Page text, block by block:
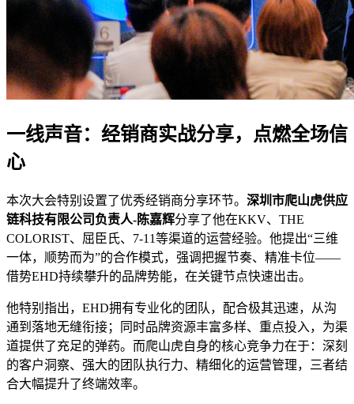
一线声音：经销商实战分享，点燃全场信
心
本次大会特别设置了优秀经销商分享环节。 深圳市爬山虎供应
链科技有限公司负责人-陈嘉辉分享了他在KKV、THE
COLORIST、屈臣氏、7-11等渠道的运营经验。他提出“三维
一体，顺势而为”的合作模式，强调把握节奏、精准卡位——
借势EHD持续攀升的品牌势能，在关键节点快速出击。
他特别指出，EHD拥有专业化的团队，配合极其迅速，从沟
通到落地无缝衔接；同时品牌资源丰富多样、重点投入，为渠
道提供了充足的弹药。而爬山虎自身的核心竞争力在于：深刻
的客户洞察、强大的团队执行力、精细化的运营管理，三者结
合大幅提升了终端效率。